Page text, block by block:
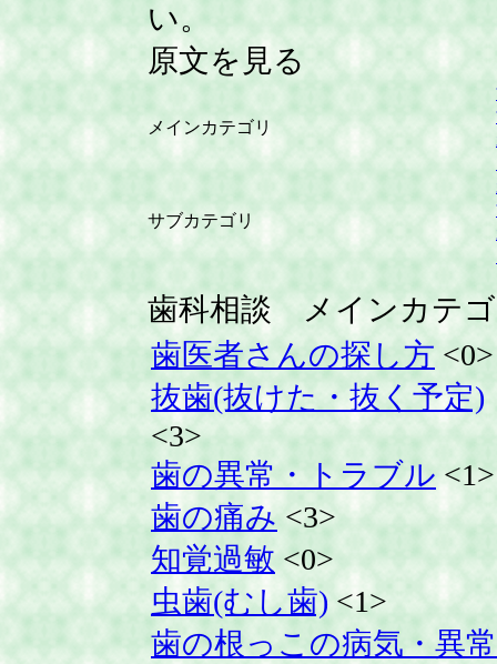
い。
原文を見る
メインカテゴリ
サブカテゴリ
歯科相談 メインカテ
歯医者さんの探し方 <0>
抜歯(抜けた・抜く予定)
<3>
歯の異常・トラブル <1>
歯の痛み<3>
知覚過敏 <0>
虫歯(むし歯) <1>
歯の根っこの病気・異常